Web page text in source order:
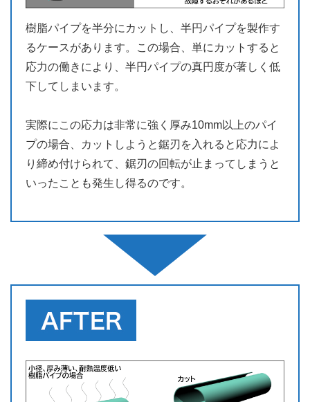
樹脂パイプを半分にカットし、半円パイプを製作す
るケースがあります。この場合、単にカットすると
応力の働きにより、半円パイプの真円度が著しく低
下してしまいます。
実際にこの応力は非常に強く厚み10mm以上のパイ
プの場合、カットしようと鋸刃を入れると応力によ
り締め付けられて、鋸刃の回転が止まってしまうと
いったことも発生し得るのです。